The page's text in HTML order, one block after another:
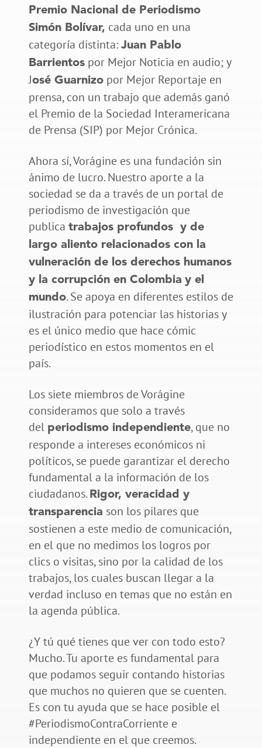
Premio Nacional de Periodismo
Simón Bolívar, cada uno en una
categoría distinta: Juan Pablo
Barrientospor Mejor Noticia en audio; y
José Guarnizopor Mejor Reportaje en
prensa, con un trabajo que además ganó
el Premio de la Sociedad Interamericana
de Prensa (SIP) por Mejor Crónica.
Ahora sí, Vorágine es una fundación sin
ánimo de lucro. Nuestro aporte a la
sociedad se da a través de un portal de
periodismo de investigación que
publica trabajos profundos y de
largo aliento relacionados con la
vulneración de los derechos humanos
y la corrupción en Colombia y el
mundo. Se apoya en diferentes estilos de
ilustración para potenciar las historias y
es el único medio que hace cómic
periodístico en estos momentos en el
país.
Los siete miembros de Vorágine
consideramos que solo a través
del periodismo independiente, que no
responde a intereses económicos ni
políticos, se puede garantizar el derecho
fundamental a la información de los
ciudadanos. Rigor, veracidad y
transparencia son los pilares que
sostienen a este medio de comunicación,
en el que no medimos los logros por
clics o visitas, sino por la calidad de los
trabajos, los cuales buscan llegar a la
verdad incluso en temas que no están en
la agenda pública.
¿Y tú qué tienes que ver con todo esto?
Mucho. Tu aporte es fundamental para
que podamos seguir contando historias
que muchos no quieren que se cuenten.
Es con tu ayuda que se hace posible el
#PeriodismoContraCorriente e
independiente en el que creemos.